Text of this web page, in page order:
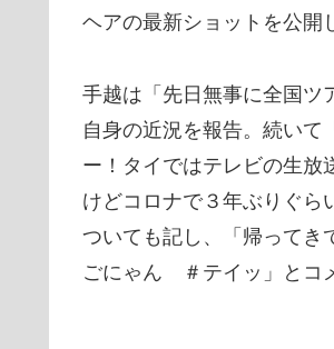
ヘアの最新ショットを公開
手越は「先日無事に全国ツ
自身の近況を報告。続いて
ー！タイではテレビの生放
けどコロナで３年ぶりぐら
ついても記し、「帰って
ごにゃん ＃テイッ」とコ